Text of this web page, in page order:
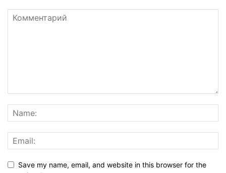
Save my name, email, and website in this browser for the